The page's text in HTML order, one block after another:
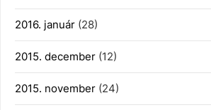
2016. január (28)
2015. december (12)
2015. november (24)